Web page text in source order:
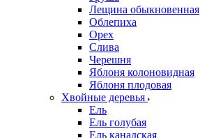
Лещина обыкновенная
Облепиха
Орех
Слива
Черешня
Яблоня колоновидная
Яблоня плодовая
Хвойные деревья
Ель
Ель голубая
Ель канадская